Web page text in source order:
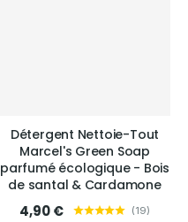
Détergent Nettoie-Tout
Marcel's Green Soap
parfumé écologique - Bois
de santal & Cardamone
4,90 € (19)